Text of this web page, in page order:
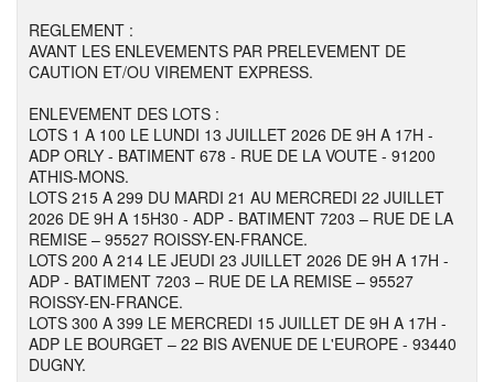
REGLEMENT :
AVANT LES ENLEVEMENTS PAR PRELEVEMENT DE
CAUTION ET/OU VIREMENT EXPRESS.
ENLEVEMENT DES LOTS :
LOTS 1 A 100 LE LUNDI 13 JUILLET 2026 DE 9H A 17H -
ADP ORLY - BATIMENT 678 - RUE DE LA VOUTE - 91200
ATHIS-MONS.
LOTS 215 A 299 DU MARDI 21 AU MERCREDI 22 JUILLET
2026 DE 9H A 15H30 - ADP - BATIMENT 7203 – RUE DE LA
REMISE – 95527 ROISSY-EN-FRANCE.
LOTS 200 A 214 LE JEUDI 23 JUILLET 2026 DE 9H A 17H -
ADP - BATIMENT 7203 – RUE DE LA REMISE – 95527
ROISSY-EN-FRANCE.
LOTS 300 A 399 LE MERCREDI 15 JUILLET DE 9H A 17H -
ADP LE BOURGET – 22 BIS AVENUE DE L'EUROPE - 93440
DUGNY.